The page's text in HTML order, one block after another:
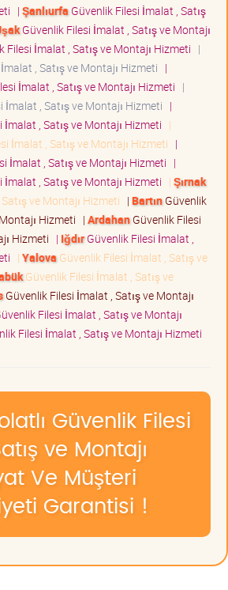
| Şanlıurfa Güvenlik Filesi İmalat , Satış
Güvenlik Filesi İmalat , Satış ve Montajı
Filesi İmalat , Satış ve Montajı Hizmeti |
, Satış ve Montajı Hizmeti |
İmalat , Satış ve Montajı Hizmeti |
, Satış ve Montajı Hizmeti |
, Satış ve Montajı Hizmeti |
İmalat , Satış ve Montajı Hizmeti |
İmalat , Satış ve Montajı Hizmeti |
, Satış ve Montajı Hizmeti | Şırnak
ve Montajı Hizmeti | BartınGüvenlik
Hizmeti | ArdahanGüvenlik Filesi
Hizmeti | IğdırGüvenlik Filesi İmalat ,
| Yalova Güvenlik Filesi İmalat , Satış ve
Güvenlik Filesi İmalat , Satış ve
Güvenlik Filesi İmalat , Satış ve Montajı
Filesi İmalat , Satış ve Montajı
Filesi İmalat , Satış ve Montajı Hizmeti
Güvenlik Filesi
ve Montajı
Ve Müşteri
Garantisi !